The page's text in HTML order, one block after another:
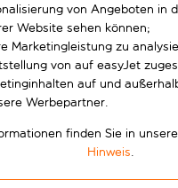
Suchen
von Angeboten in
Website sehen können;
Marketingleistung zu
von auf easyJet
auf und
Werbepartner.
finden Sie in
Hinweis.